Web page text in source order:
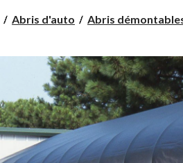
Abris d'auto Abris